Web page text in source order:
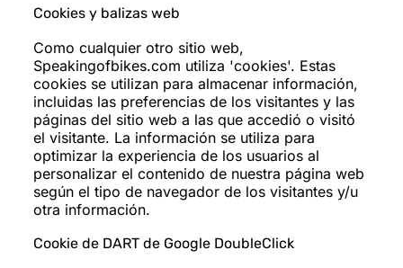
Cookies y balizas web
Como cualquier otro sitio web,
Speakingofbikes.com utiliza 'cookies'. Estas
cookies se utilizan para almacenar información,
incluidas las preferencias de los visitantes y las
páginas del sitio web a las que accedió o visitó
el visitante. La información se utiliza para
optimizar la experiencia de los usuarios al
personalizar el contenido de nuestra página web
según el tipo de navegador de los visitantes y/u
otra información.
Cookie de DART de Google DoubleClick